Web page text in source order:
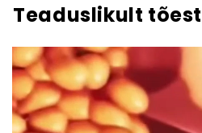
Teaduslikult